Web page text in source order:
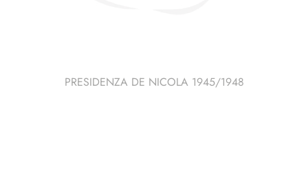
PRESIDENZA DE NICOLA 1945/1948